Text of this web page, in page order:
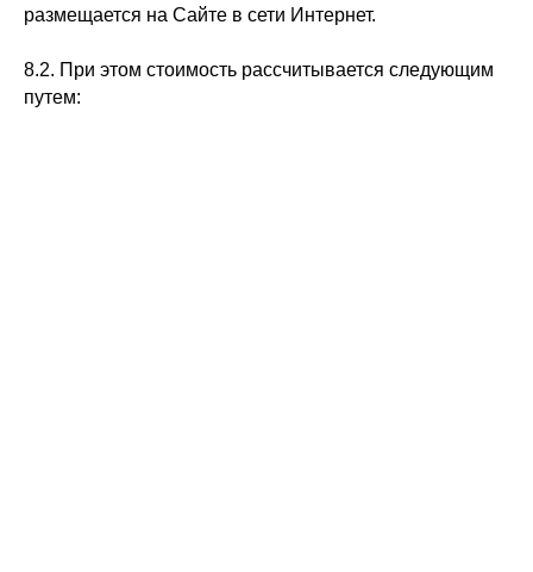
размещается на Сайте в сети Интернет.
8.2. При этом стоимость рассчитывается следующим
путем: